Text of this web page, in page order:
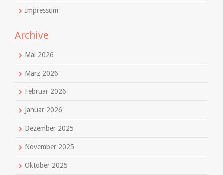
Impressum
Archive
Mai 2026
März 2026
Februar 2026
Januar 2026
Dezember 2025
November 2025
Oktober 2025